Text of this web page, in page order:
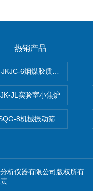
热销产品
JKJC-6烟煤胶质层Y值测定仪
JK-JL实验室小焦炉
8机械振动筛煤焦化验设
析仪器有限公司版权所有